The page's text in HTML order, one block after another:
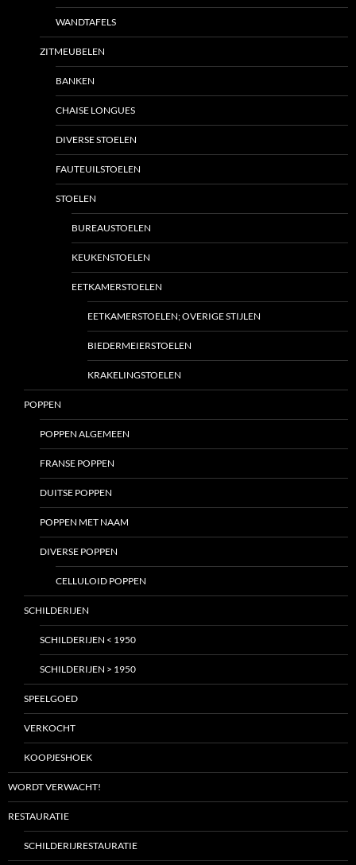
WANDTAFELS
ZITMEUBELEN
BANKEN
CHAISE LONGUES
DIVERSE STOELEN
FAUTEUILSTOELEN
STOELEN
BUREAUSTOELEN
KEUKENSTOELEN
EETKAMERSTOELEN
EETKAMERSTOELEN; OVERIGE STIJLEN
BIEDERMEIERSTOELEN
KRAKELINGSTOELEN
POPPEN
POPPEN ALGEMEEN
FRANSE POPPEN
DUITSE POPPEN
POPPEN MET NAAM
DIVERSE POPPEN
CELLULOID POPPEN
SCHILDERIJEN
SCHILDERIJEN < 1950
SCHILDERIJEN > 1950
SPEELGOED
VERKOCHT
KOOPJESHOEK
WORDT VERWACHT!
RESTAURATIE
SCHILDERIJRESTAURATIE